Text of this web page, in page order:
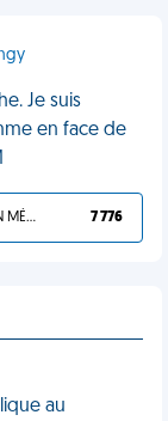
Je suis
en face de
TU L'AS BIEN MÉRITÉ 7 776
au